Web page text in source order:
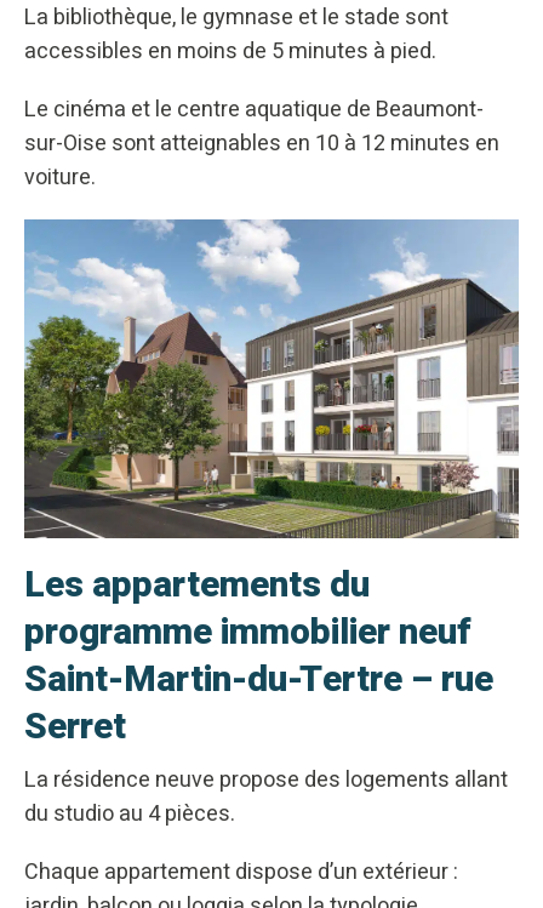
La bibliothèque, le gymnase et le stade sont
accessibles en moins de 5 minutes à pied.
Le cinéma et le centre aquatique de Beaumont-
sur-Oise sont atteignables en 10 à 12 minutes en
voiture.
Les appartements du
programme immobilier neuf
Saint-Martin-du-Tertre – rue
Serret
La résidence neuve propose des logements allant
du studio au 4 pièces.
Chaque appartement dispose d’un extérieur :